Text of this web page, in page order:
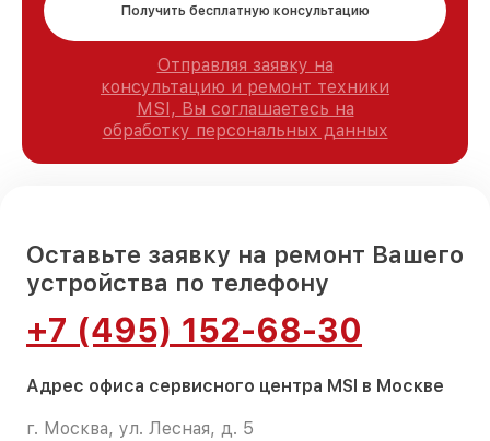
Получить бесплатную консультацию
Отправляя заявку на
консультацию и ремонт техники
MSI, Вы соглашаетесь на
обработку персональных данных
Оставьте заявку на ремонт Вашего
устройства по телефону
+7 (495) 152-68-30
Адрес офиса сервисного центра MSI в Москве
г. Москва, ул. Лесная, д. 5